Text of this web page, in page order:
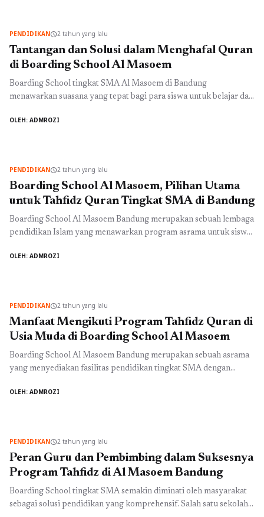
Selengkapnya
PENDIDIKANschedule2 tahun yang lalu
Tantangan dan Solusi dalam Menghafal Quran
di Boarding School Al Masoem
Boarding School tingkat SMA Al Masoem di Bandung
menawarkan suasana yang tepat bagi para siswa untuk belajar dan
ketekunan dan semangat juang, siswa dihadapkan pada berbagai
OLEH: ADMROZI
PENDIDIKANschedule2 tahun yang lalu
Boarding School Al Masoem, Pilihan Utama
untuk Tahfidz Quran Tingkat SMA di Bandung
Boarding School Al Masoem Bandung merupakan sebuah lembaga
pendidikan Islam yang menawarkan program asrama untuk siswa
ini adalah program tahfidz Quran yang menjadi pilihan utama bagi
OLEH: ADMROZI
PENDIDIKANschedule2 tahun yang lalu
Manfaat Mengikuti Program Tahfidz Quran di
Usia Muda di Boarding School Al Masoem
Boarding School Al Masoem Bandung merupakan sebuah asrama
yang menyediakan fasilitas pendidikan tingkat SMA dengan
unggul. Salah satu program unggulan yang ditawarkan oleh
Selengkapnya
OLEH: ADMROZI
PENDIDIKANschedule2 tahun yang lalu
Peran Guru dan Pembimbing dalam Suksesnya
Program Tahfidz di Al Masoem Bandung
Boarding School tingkat SMA semakin diminati oleh masyarakat
sebagai solusi pendidikan yang komprehensif. Salah satu sekolah